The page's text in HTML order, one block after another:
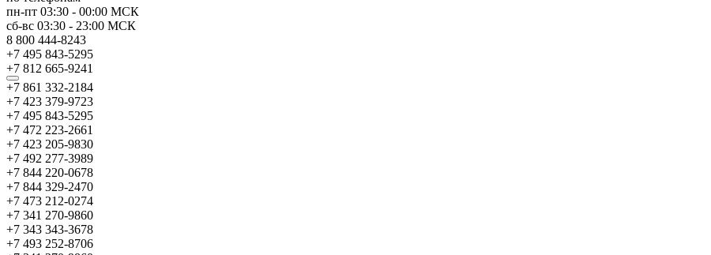
пн-пт 03:30 - 00:00 МСК
сб-вс 03:30 - 23:00 МСК
8 800 444-8243
+7 495 843-5295
+7 812 665-9241
+7 861 332-2184
+7 423 379-9723
+7 495 843-5295
+7 472 223-2661
+7 423 205-9830
+7 492 277-3989
+7 844 220-0678
+7 844 329-2470
+7 473 212-0274
+7 341 270-9860
+7 343 343-3678
+7 493 252-8706